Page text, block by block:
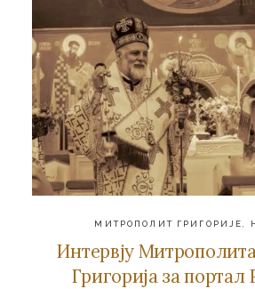
МИТРОПОЛИТ ГРИГОРИЈЕ,
Интервју
Григорија за портал